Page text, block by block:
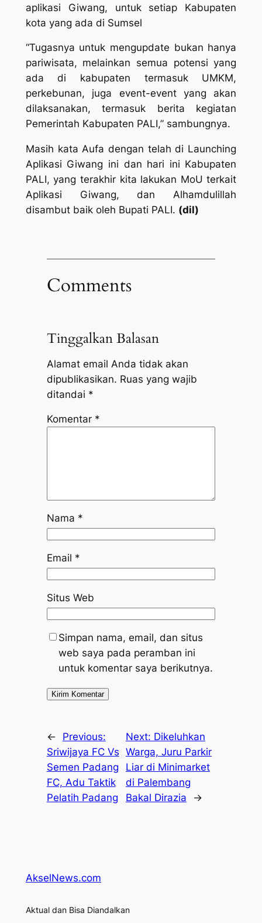
aplikasi Giwang, untuk setiap Kabupaten
kota yang ada di Sumsel
“Tugasnya untuk mengupdate bukan hanya
pariwisata, melainkan semua potensi yang
ada di kabupaten termasuk UMKM,
perkebunan, juga event-event yang akan
dilaksanakan, termasuk berita kegiatan
Pemerintah Kabupaten PALI,” sambungnya.
Masih kata Aufa dengan telah di Launching
Aplikasi Giwang ini dan hari ini Kabupaten
PALI, yang terakhir kita lakukan MoU terkait
Aplikasi Giwang, dan Alhamdulillah
disambut baik oleh Bupati PALI. (dil)
Comments
Tinggalkan Balasan
Alamat email Anda tidak akan
dipublikasikan. Ruas yang wajib
ditandai *
Komentar *
Nama *
Email *
Situs Web
Simpan nama, email, dan situs
web saya pada peramban ini
untuk komentar saya berikutnya.
←
Previous:
Sriwijaya FC Vs
Semen Padang
FC, Adu Taktik
Pelatih Padang
Next: Dikeluhkan
Warga, Juru Parkir
Liar di Minimarket
di Palembang
Bakal Dirazia
→
AkselNews.com
Aktual dan Bisa Diandalkan